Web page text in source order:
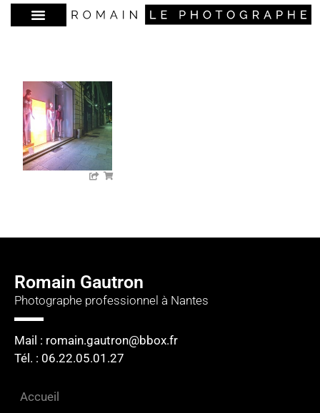
Romain Gautron
Photographe professionnel à Nantes
Mail : romain.gautron@bbox.fr
Tél. : 06.22.05.01.27​
Accueil